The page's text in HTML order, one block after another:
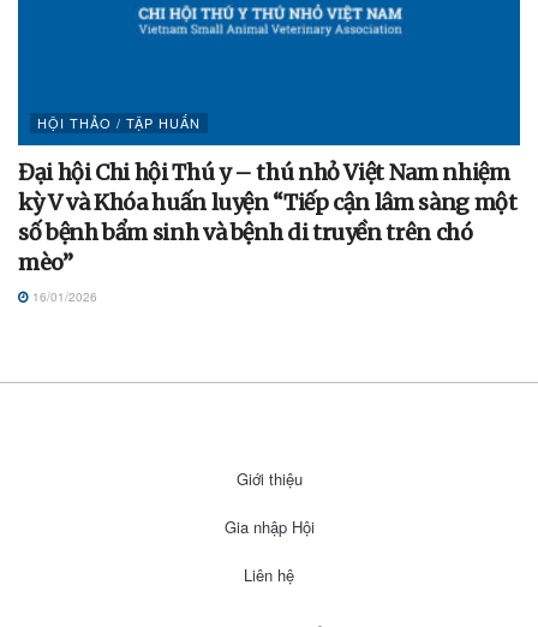
HỘI THẢO / TẬP HUẤN
Đại hội Chi hội Thú y – thú nhỏ Việt Nam nhiệm
kỳ V và Khóa huấn luyện “Tiếp cận lâm sàng một
số bệnh bẩm sinh và bệnh di truyền trên chó
mèo”
16/01/2026
Giới thiệu
Gia nhập Hội
Liên hệ